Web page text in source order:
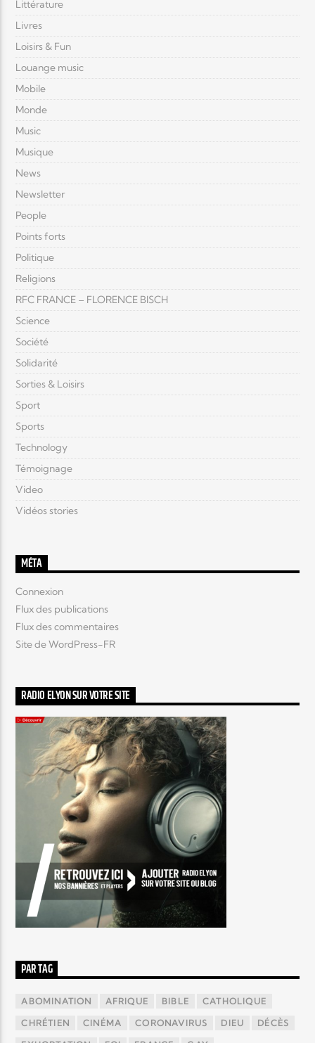
Littérature
Livres
Loisirs & Fun
Louange music
Mobile
Monde
Music
Musique
News
Newsletter
People
Points forts
Politique
Religions
RFC FRANCE – FLORENCE BISCH
Science
Société
Solidarité
Sorties & Loisirs
Sport
Sports
Technology
Témoignage
Video
Vidéos stories
MÉTA
Connexion
Flux des publications
Flux des commentaires
Site de WordPress-FR
RADIO ELYON SUR VOTRE SITE
PAR TAG
ABOMINATION AFRIQUE BIBLE CATHOLIQUE
CHRÉTIEN CINÉMA CORONAVIRUS DIEU DÉCÈS